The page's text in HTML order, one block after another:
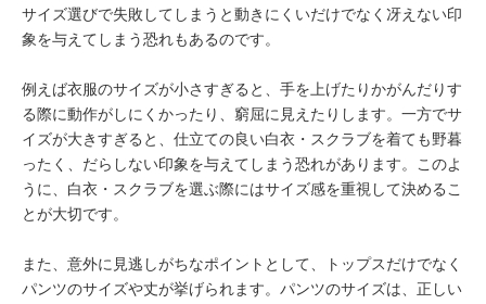
サイズ選びで失敗してしまうと動きにくいだけでなく冴えない印
象を与えてしまう恐れもあるのです。
例えば衣服のサイズが小さすぎると、手を上げたりかがんだりす
る際に動作がしにくかったり、窮屈に見えたりします。一方でサ
イズが大きすぎると、仕立ての良い白衣・スクラブを着ても野暮
ったく、だらしない印象を与えてしまう恐れがあります。このよ
うに、白衣・スクラブを選ぶ際にはサイズ感を重視して決めるこ
とが大切です。
また、意外に見逃しがちなポイントとして、トップスだけでなく
パンツのサイズや丈が挙げられます。パンツのサイズは、正しい